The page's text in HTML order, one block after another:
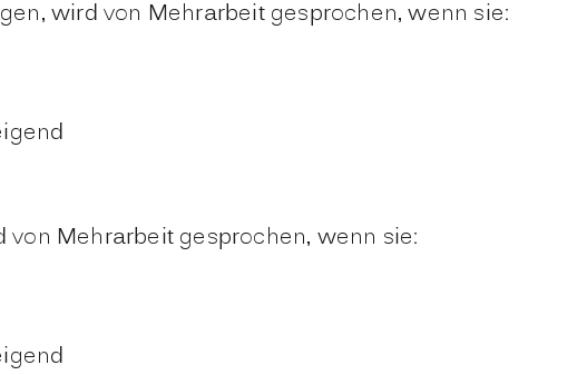
wird von Mehrarbeit gesprochen, wenn sie:
Mehrarbeit gesprochen, wenn sie: